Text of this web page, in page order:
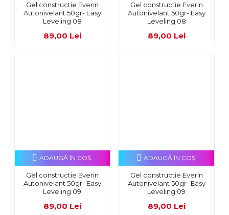
Gel constructie Everin
Autonivelant 50gr- Easy
Leveling 08
89,00 Lei
Gel constructie Everin
Autonivelant 50gr- Easy
Leveling 08
89,00 Lei
Gel constructie Everin
Autonivelant 50gr- Easy
Leveling 09
89,00 Lei
ADAUGĂ ÎN COŞ
Gel constructie Everin
Autonivelant 50gr- Easy
Leveling 09
89,00 Lei
ADAUGĂ ÎN COŞ